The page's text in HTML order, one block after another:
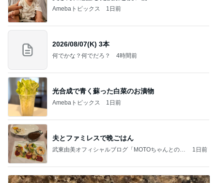
Amebaトピックス 1日前
2026/08/07(K) 3本
何でかな？何でだろ？ 4時間前
光合成で青く蘇った白菜のお漬物
Amebaトピックス 1日前
夫とファミレスで晩ごはん
武東由美オフィシャルブログ「MOTOちゃんとのは
1日前